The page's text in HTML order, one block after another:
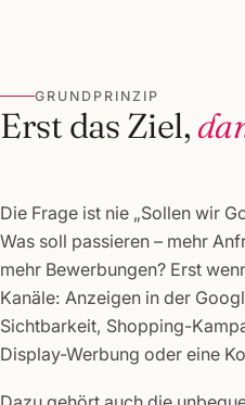
GRUNDPRINZIP
Erst das Ziel,
Die Frage ist nie „Sollen wir
Was soll passieren – mehr
mehr Bewerbungen? Erst
Kanäle: Anzeigen in der
Sichtbarkeit, Shopping-
Display-Werbung oder eine